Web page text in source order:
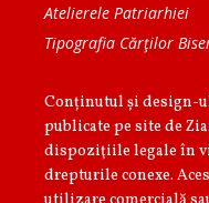
Atelierele Patriarhiei
Tipografia Cărţilor
Conținutul și design-
publicate pe site de
dispoziţiile legale în
drepturile conexe.